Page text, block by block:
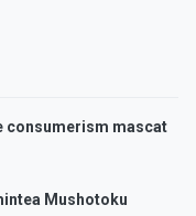
consumerism mascat
Mushotoku